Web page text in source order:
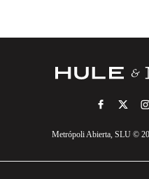
Metrópoli Abierta, SLU ©